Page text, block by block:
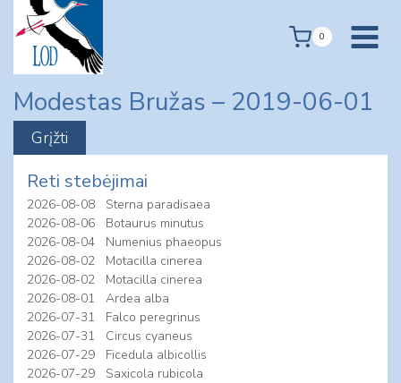
content
0
Modestas Bružas – 2019-06-01
Reti stebėjimai
2026-08-08
Sterna paradisaea
2026-08-06
Botaurus minutus
2026-08-04
Numenius phaeopus
2026-08-02
Motacilla cinerea
2026-08-02
Motacilla cinerea
2026-08-01
Ardea alba
2026-07-31
Falco peregrinus
2026-07-31
Circus cyaneus
2026-07-29
Ficedula albicollis
2026-07-29
Saxicola rubicola